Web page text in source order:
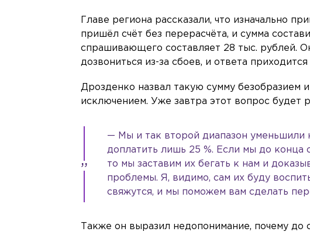
Главе региона рассказали, что изначально
пришёл счёт без перерасчёта, и сумма
спрашивающего составляет 28 тыс. рублей.
дозвониться из-за сбоев, и ответа
Дрозденко назвал такую сумму безобразием
исключением. Уже завтра этот вопрос
— Мы и так второй диапазон
доплатить лишь 25 %. Если мы до конца
то мы заставим их бегать к нам и
проблемы. Я, видимо, сам их буду
свяжутся, и мы поможем вам сделать
Также он выразил недопонимание, почему до